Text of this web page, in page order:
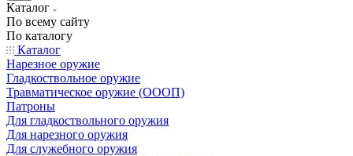
Каталог
По всему сайту
По каталогу
Каталог
Нарезное оружие
Гладкоствольное оружие
Травматическое оружие (ОООП)
Патроны
Для гладкоствольного оружия
Для нарезного оружия
Для служебного оружия